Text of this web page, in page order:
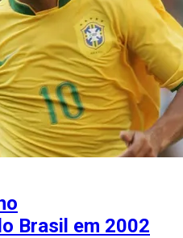
Brasil em 2002